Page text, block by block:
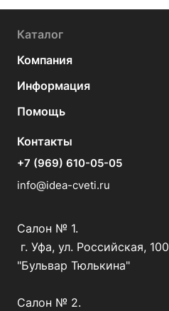
Каталог
Компания
Информация
Помощь
Контакты
+7 (969) 610-05-05
info@idea-cveti.ru
Салон № 1.
г. Уфа, ул. Российская,
"Бульвар Тюлькина"
Салон № 2.